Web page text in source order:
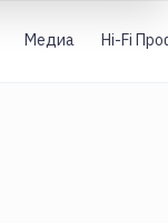
Медиа Hi-Fi